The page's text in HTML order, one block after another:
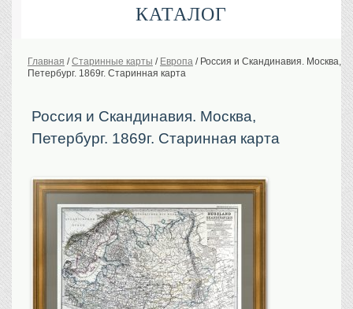
КАТАЛОГ
История Российской империи. Обычаи
Предметы VIP
Портреты царской семьи
Москва
Санкт-Петербург
Российская империя
Прочие
Старинные карты
Российская империя
Главная /Старинные карты / Европа / Россия и Скандинавия. Москвa,
Петербург. 1869г. Старинная карта
Россия и Скандинавия. Москвa,
Петербург. 1869г. Старинная карта